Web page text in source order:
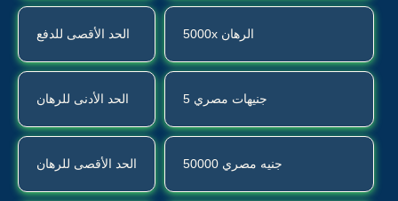
الحد الأقصى للدفع 5000x الرهان
الحد الأدنى للرهان 5 جنيهات مصري
الحد الأقصى للرهان 50000 جنيه مصري